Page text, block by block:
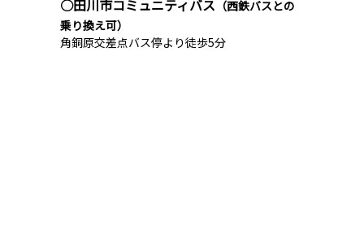
○田川市コミュニティバス （西鉄バスとの
乗り換え可）
角銅原交差点バス停より徒歩5分